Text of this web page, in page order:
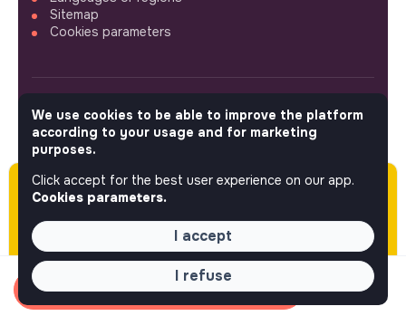
Please note this job was posted over 60 days
ago (04-20-2026) and may or may not have
expired.
Apply
Sitemap
Cookies parameters
FOLLOW US
© 2026 jobs that makesense.
We use cookies to be able to improve the platform
according to your usage and for marketing
purposes.
Click accept for the best user experience on our app.
Cookies parameters.
I accept
I refuse